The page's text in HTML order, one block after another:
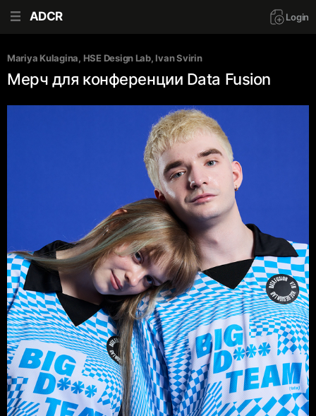
ADCR Login
Mariya Kulagina, HSE Design Lab, Ivan Svirin
Мерч для конференции Data Fusion